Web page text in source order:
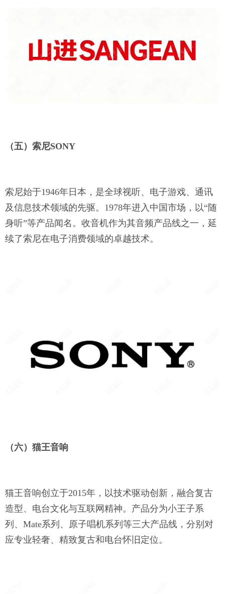
（五）索尼SONY
索尼始于1946年日本，是全球视听、电子游戏、通讯
及信息技术领域的先驱。1978年进入中国市场，以“随
身听”等产品闻名。收音机作为其音频产品线之一，延
续了索尼在电子消费领域的卓越技术。
（六）猫王音响
猫王音响创立于2015年，以技术驱动创新，融合复古
造型、电台文化与互联网精神。产品分为小王子系
列、Mate系列、原子唱机系列等三大产品线，分别对
应专业轻奢、精致复古和电台怀旧定位。